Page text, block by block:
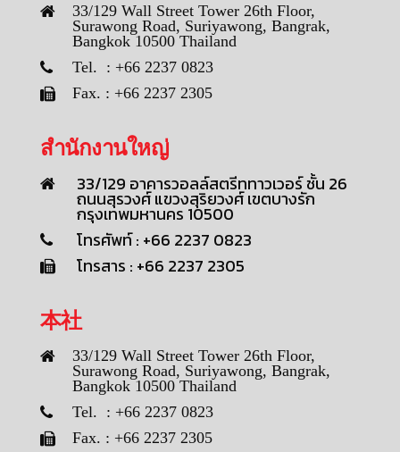
33/129 Wall Street Tower 26th Floor,
Surawong Road, Suriyawong, Bangrak,
Bangkok 10500 Thailand
Tel. : +66 2237 0823
Fax. : +66 2237 2305
สำนักงานใหญ่
33/129 อาคารวอลล์สตรีททาวเวอร์ ชั้น 26
ถนนสุรวงศ์ แขวงสุริยวงศ์ เขตบางรัก
กรุงเทพมหานคร 10500
โทรศัพท์ : +66 2237 0823
โทรสาร : +66 2237 2305
本社
33/129 Wall Street Tower 26th Floor,
Surawong Road, Suriyawong, Bangrak,
Bangkok 10500 Thailand
Tel. : +66 2237 0823
Fax. : +66 2237 2305